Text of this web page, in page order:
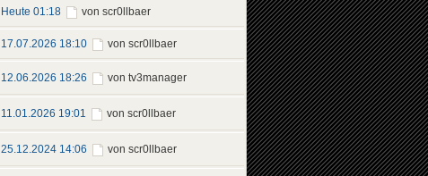
Heute 01:18 von scr0llbaer
17.07.2026 18:10 von scr0llbaer
12.06.2026 18:26 von tv3manager
11.01.2026 19:01 von scr0llbaer
25.12.2024 14:06 von scr0llbaer